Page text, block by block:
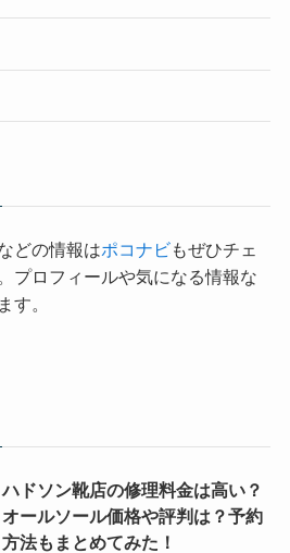
どの情報はポコナビもぜひチェ
プロフィールや気になる情報な
す。
ハドソン靴店の修理料金は高い？
オールソール価格や評判は？予約
方法もまとめてみた！